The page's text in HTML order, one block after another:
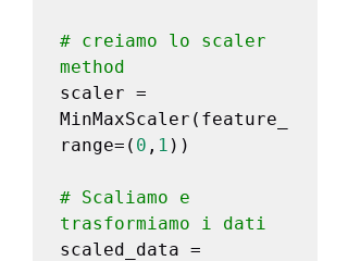
# creiamo lo scaler
method
scaler =
MinMaxScaler(feature_
range=( 0 , 1 ))
# Scaliamo e
trasformiamo i dati
scaled_data =